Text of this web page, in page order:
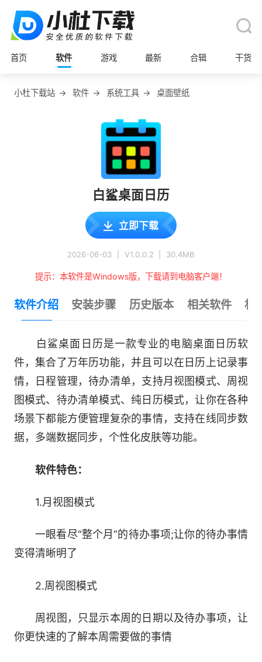
首页 软件 游戏 最新 合辑 干货
小杜下载站 → 软件 → 系统工具 → 桌面壁纸
白鲨桌面日历
立即下载
2026-06-03 V1.0.0.2 30.4MB
提示：本软件是Windows版，下载请到电脑客户端！
软件介绍 安装步骤 历史版本 相关软件 相
白鲨桌面日历是一款专业的电脑桌面日历软
件，集合了万年历功能，并且可以在日历上记录事
情，日程管理，待办清单，支持月视图模式、周视
图模式、待办清单模式、纯日历模式，让你在各种
场景下都能方便管理复杂的事情，支持在线同步数
据，多端数据同步，个性化皮肤等功能。
软件特色：
1.月视图模式
一眼看尽“整个月”的待办事项;让你的待办事情
变得清晰明了
2.周视图模式
周视图，只显示本周的日期以及待办事项，让
你更快速的了解本周需要做的事情